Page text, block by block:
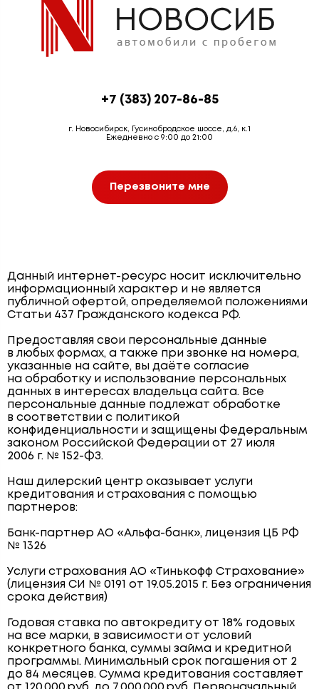
+7 (383) 207-86-85
г. Новосибирск, Гусинобродское шоссе, д.6, к.1
Ежедневно с 9:00 до 21:00
Перезвоните мне
Данный интернет-ресурс носит исключительно
информационный характер и не является
публичной офертой, определяемой положениями
Статьи 437 Гражданского кодекса РФ.
Предоставляя свои персональные данные
в любых формах, а также при звонке на номера,
указанные на сайте, вы даёте согласие
на обработку и использование персональных
данных в интересах владельца сайта. Все
персональные данные подлежат обработке
в соответствии с политикой
конфиденциальности и защищены Федеральным
законом Российской Федерации от 27 июля
2006 г. № 152-ФЗ.
Наш дилерский центр оказывает услуги
кредитования и страхования с помощью
партнеров:
Банк-партнер АО «Альфа-банк», лицензия ЦБ РФ
№ 1326
Услуги страхования АО «Тинькофф Страхование»
(лицензия СИ № 0191 от 19.05.2015 г. Без ограничения
срока действия)
Годовая ставка по автокредиту от 18% годовых
на все марки, в зависимости от условий
конкретного банка, суммы займа и кредитной
программы. Минимальный срок погашения от 2
до 84 месяцев. Сумма кредитования составляет